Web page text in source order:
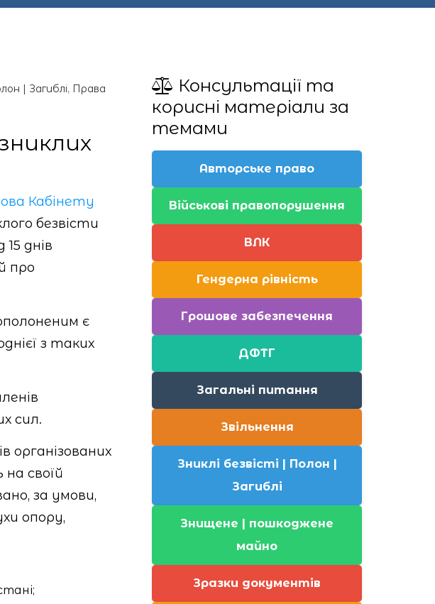
| Загиблі, Права
Кабінету
безвісти
днів
про
є
з таких
сил.
організованих
своїй
за умови,
опору,
Консультації та
корисні матеріали за
темами
Авторське право
Військові правопорушення
ВЛК
Гендерна рівність
Грошове забезпечення
ДФТГ
Загальні питання
Звільнення
Зниклі безвісті | Полон |
Загиблі
Знищене | пошкоджене
майно
Зразки документів